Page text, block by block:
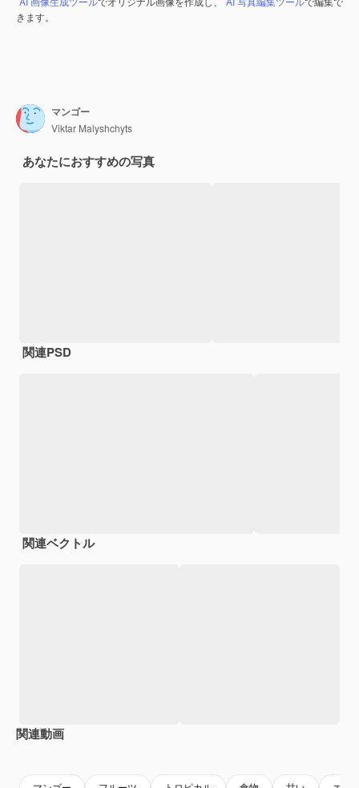
きます。
マンゴー
Viktar Malyshchyts
あなたにおすすめの写真
関連PSD
関連ベクトル
関連動画